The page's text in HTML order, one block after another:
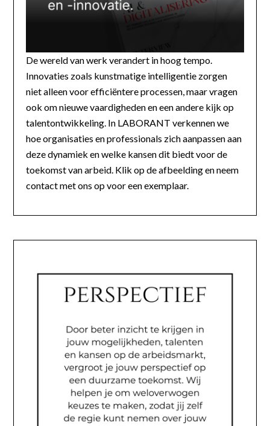
De wereld van werk verandert in hoog tempo.
Innovaties zoals kunstmatige intelligentie zorgen
niet alleen voor efficiëntere processen, maar vragen
ook om nieuwe vaardigheden en een andere kijk op
talentontwikkeling. In LABORANT verkennen we
hoe organisaties en professionals zich aanpassen aan
deze dynamiek en welke kansen dit biedt voor de
toekomst van arbeid. Klik op de afbeelding en neem
contact met ons op voor een exemplaar.